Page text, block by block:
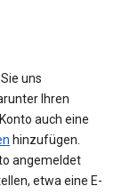
uns
Ihren
auch eine
hinzufügen.
angemeldet
etwa eine E-